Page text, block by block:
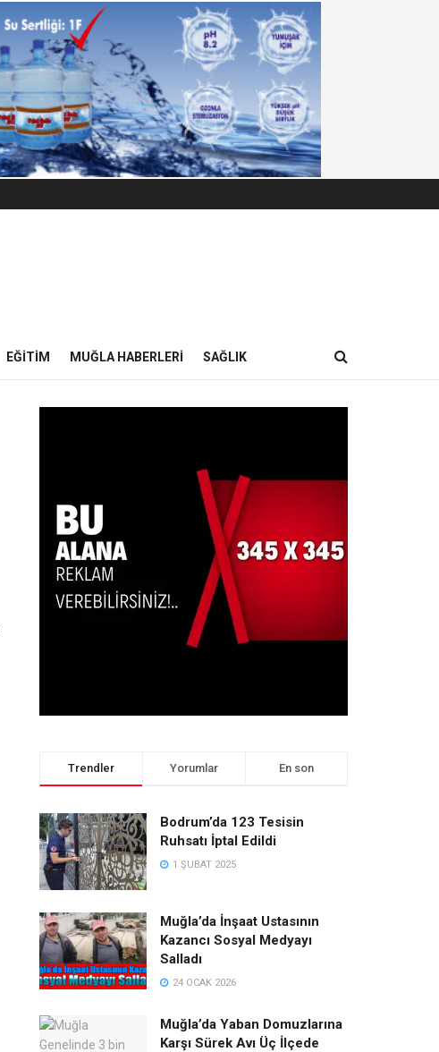
EĞITIM MUĞLA HABERLERI SAĞLIK
Trendler Yorumlar En son
Bodrum’da 123 Tesisin
Ruhsatı İptal Edildi
1 ŞUBAT 2025
Muğla’da İnşaat Ustasının
Kazancı Sosyal Medyayı
Salladı
24 OCAK 2026
Muğla’da Yaban Domuzlarına
Karşı Sürek Avı Üç İlçede